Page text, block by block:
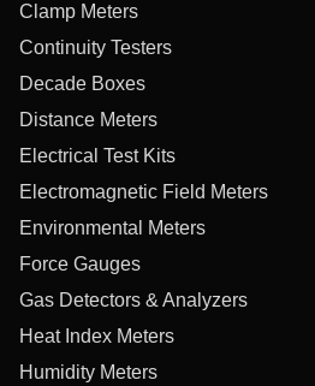
Clamp Meters
Continuity Testers
Decade Boxes
Distance Meters
Electrical Test Kits
Electromagnetic Field Meters
Environmental Meters
Force Gauges
Gas Detectors & Analyzers
Heat Index Meters
Humidity Meters